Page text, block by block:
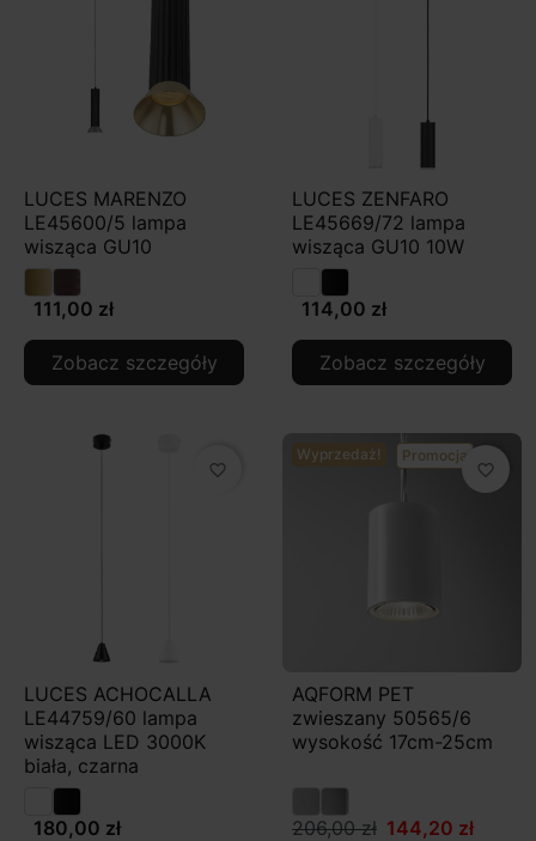
LUCES MARENZO
LE45600/5 lampa
wisząca GU10
111,00 zł
Zobacz szczegóły
LUCES ZENFARO
LE45669/72 lampa
wisząca GU10 10W
114,00 zł
Zobacz szczegóły
favorite_border
LUCES ACHOCALLA
LE44759/60 lampa
wisząca LED 3000K
biała, czarna
180,00 zł
Wyprzedaż! Promocja
favorite_border
AQFORM PET
zwieszany 50565/6
wysokość 17cm-25cm
206,00 zł 144,20 zł